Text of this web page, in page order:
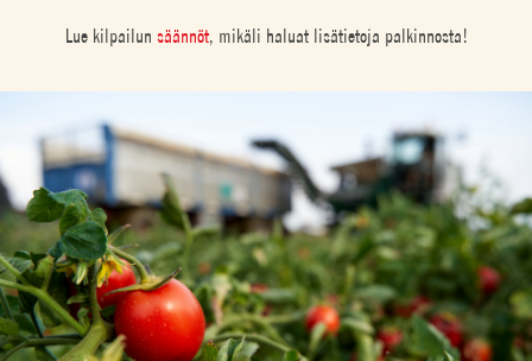
Lue kilpailun säännöt, mikäli haluat lisätietoja palkinnosta!